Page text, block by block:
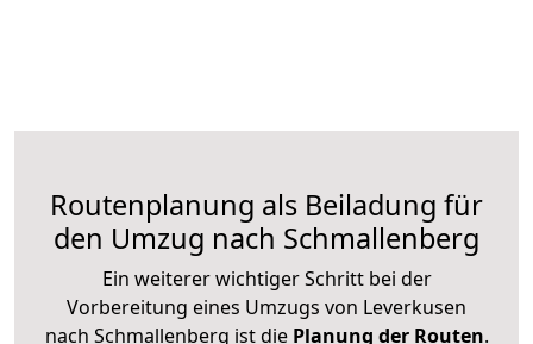
Routenplanung als Beiladung für
den Umzug nach Schmallenberg
Ein weiterer wichtiger Schritt bei der
Vorbereitung eines Umzugs von Leverkusen
nach Schmallenberg ist diePlanung der Routen.